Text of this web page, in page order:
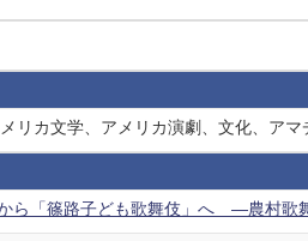
リカ文学、アメリカ演劇、文化、アマ
から「篠路子ども歌舞伎」へ ―農村